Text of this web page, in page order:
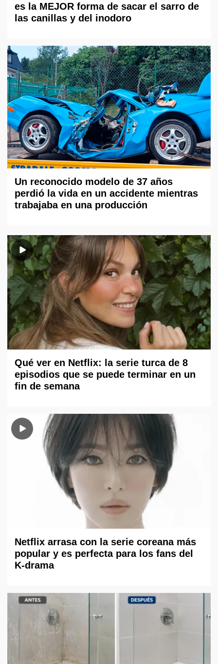
es la MEJOR forma de sacar el sarro de
las canillas y del inodoro
Un reconocido modelo de 37 años
perdió la vida en un accidente mientras
trabajaba en una producción
Qué ver en Netflix: la serie turca de 8
episodios que se puede terminar en un
fin de semana
Netflix arrasa con la serie coreana más
popular y es perfecta para los fans del
K-drama